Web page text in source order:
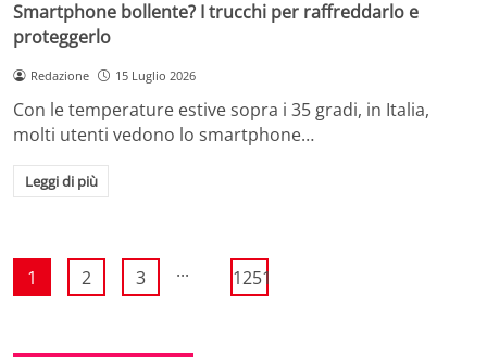
Smartphone bollente? I trucchi per raffreddarlo e
proteggerlo
Redazione 15 Luglio 2026
Con le temperature estive sopra i 35 gradi, in Italia,
molti utenti vedono lo smartphone…
Leggi di più
1 2 3 ... 1251